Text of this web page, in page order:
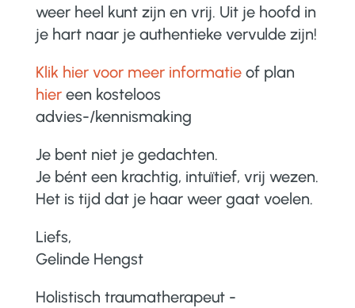
weer heel kunt zijn en vrij. Uit je hoofd in
je hart naar je authentieke vervulde zijn!
Klik hier voor meer informatieof plan
hiereen kosteloos
advies-/kennismaking
Je bent niet je gedachten.
Je bént een krachtig, intuïtief, vrij wezen.
Het is tijd dat je haar weer gaat voelen.
Liefs,
Gelinde Hengst
Holistisch traumatherapeut -